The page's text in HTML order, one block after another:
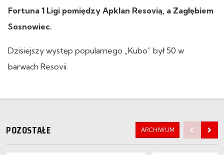
Fortuna 1 Ligi pomiędzy Apklan Resovią, a Zagłębiem
Sosnowiec.
Dzisiejszy występ popularnego „Kubo” był 50 w
barwach Resovii.
POZOSTAŁE ARCHIWUM